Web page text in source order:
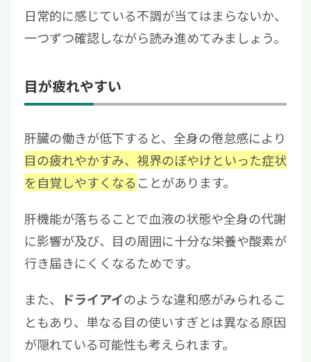
日常的に感じている不調が当てはまらないか、
一つずつ確認しながら読み進めてみましょう。
目が疲れやすい
肝臓の働きが低下すると、全身の倦怠感により
目の疲れやかすみ、視界のぼやけといった症状
を自覚しやすくなる ことがあります。
肝機能が落ちることで血液の状態や全身の代謝
に影響が及び、目の周囲に十分な栄養や酸素が
行き届きにくくなるためです。
また、
ドライアイのような違和感がみられるこ
ともあり、単なる目の使いすぎとは異なる原因
が隠れている可能性も考えられます。